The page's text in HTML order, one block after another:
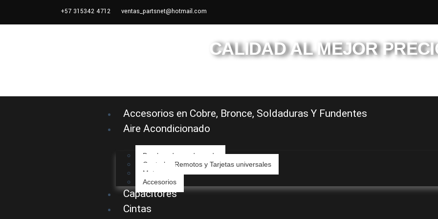
+57 315342 4712 ventas_partsnet@hotmail.com
CALIDAD AL MEJOR
Accesorios en Cobre, Bronce, Soldaduras Y Fundentes
Aire Acondicionado
Bombas de condensado
Controles Remotos y Tarjetas universales
Motores
Accesorios
Capacitores
Cintas